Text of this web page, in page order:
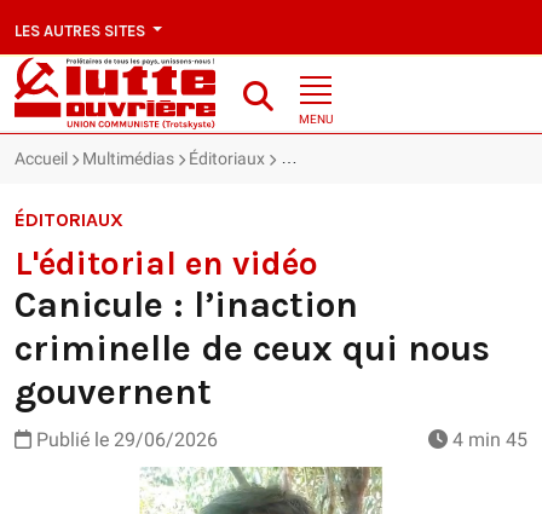
LES AUTRES SITES
MENU
Accueil Multimédias Éditoriaux L'éditorial en vidéo : Canicule :
ÉDITORIAUX
L'éditorial en vidéo
Canicule : l’inaction
criminelle de ceux qui nous
gouvernent
Publié le 29/06/2026 4 min 45